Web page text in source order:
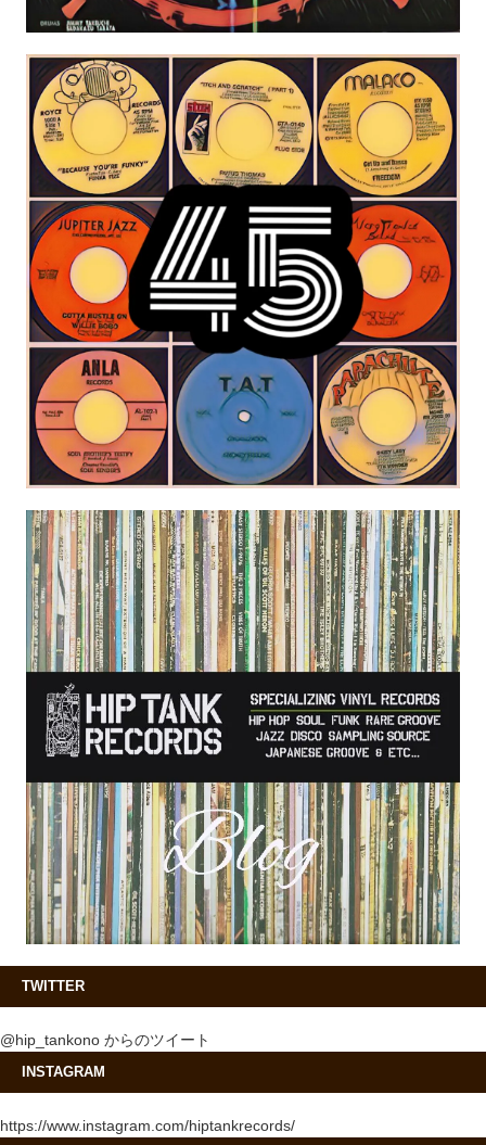
TWITTER
@hip_tankono からのツイート
INSTAGRAM
https://www.instagram.com/hiptankrecords/